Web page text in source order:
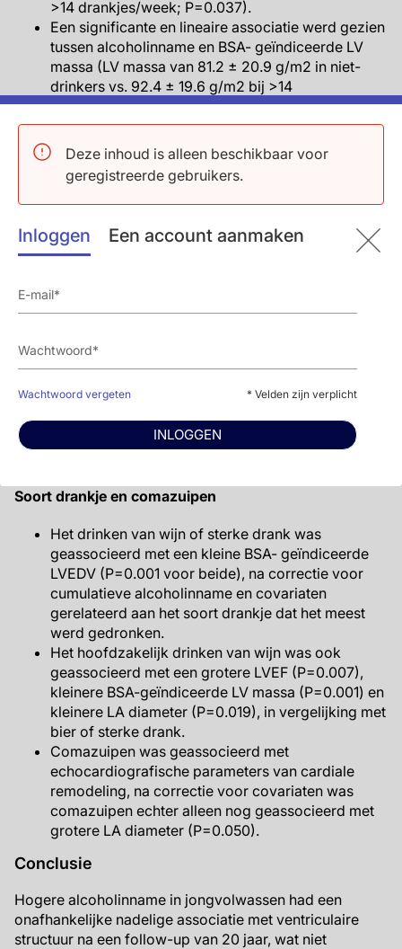
Deze inhoud is alleen beschikbaar voor
geregistreerde gebruikers.
Inloggen Een account aanmaken
Wachtwoord vergeten * Velden zijn verplicht
INLOGGEN
>14 drankjes/week; P=0.037).
Een significante en lineaire associatie werd gezien
tussen alcoholinname en BSA- geïndiceerde LV
massa (LV massa van 81.2 ± 20.9 g/m2 in niet-
drinkers vs. 92.4 ± 19.6 g/m2 bij >14
drankjes/week; P=0.014), wat gelijk bleef na
correctie.
Effect modificatie van geslacht of ras
Er was geen significant verschil tussen vrouwen
relatie tussen cumulatieve alcoholconsumptie en
echocardiografische parameters.
verband gezien tussen alcohol en LA diameter in
zwarte deelnemers (P=0.007).
diameter in vrouwen (P=0.007) en in Afro-
Amerikaanse deelnemers (P=0.028) lieten een
onafhankelijk lineair verband zien met gemiddelde
Soort drankje en comazuipen
Het drinken van wijn of sterke drank was
geassocieerd met een kleine BSA- geïndiceerde
LVEDV (P=0.001 voor beide), na correctie voor
cumulatieve alcoholinname en covariaten
gerelateerd aan het soort drankje dat het meest
werd gedronken.
Het hoofdzakelijk drinken van wijn was ook
geassocieerd met een grotere LVEF (P=0.007),
kleinere BSA-geïndiceerde LV massa (P=0.001) en
kleinere LA diameter (P=0.019), in vergelijking met
bier of sterke drank.
Comazuipen was geassocieerd met
echocardiografische parameters van cardiale
remodeling, na correctie voor covariaten was
comazuipen echter alleen nog geassocieerd met
grotere LA diameter (P=0.050).
Conclusie
Hogere alcoholinname in jongvolwassen had een
onafhankelijke nadelige associatie met ventriculaire
structuur na een follow-up van 20 jaar, wat niet